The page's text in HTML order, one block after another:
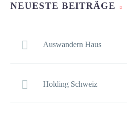
NEUESTE BEITRÄGE
Auswandern Haus
Holding Schweiz